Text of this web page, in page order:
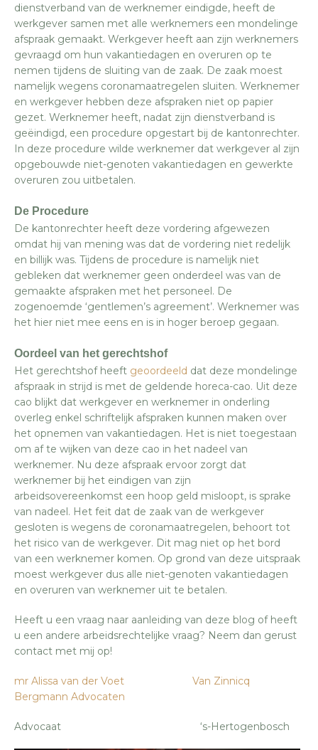
dienstverband van de werknemer eindigde, heeft de
werkgever samen met alle werknemers een mondelinge
afspraak gemaakt. Werkgever heeft aan zijn werknemers
gevraagd om hun vakantiedagen en overuren op te
nemen tijdens de sluiting van de zaak. De zaak moest
namelijk wegens coronamaatregelen sluiten. Werknemer
en werkgever hebben deze afspraken niet op papier
gezet. Werknemer heeft, nadat zijn dienstverband is
geëindigd, een procedure opgestart bij de kantonrechter.
In deze procedure wilde werknemer dat werkgever al zijn
opgebouwde niet-genoten vakantiedagen en gewerkte
overuren zou uitbetalen.
De Procedure
De kantonrechter heeft deze vordering afgewezen
omdat hij van mening was dat de vordering niet redelijk
en billijk was. Tijdens de procedure is namelijk niet
gebleken dat werknemer geen onderdeel was van de
gemaakte afspraken met het personeel. De
zogenoemde ‘gentlemen’s agreement’. Werknemer was
het hier niet mee eens en is in hoger beroep gegaan.
Oordeel van het gerechtshof
Het gerechtshof heeft geoordeeld dat deze mondelinge
afspraak in strijd is met de geldende horeca-cao. Uit deze
cao blijkt dat werkgever en werknemer in onderling
overleg enkel schriftelijk afspraken kunnen maken over
het opnemen van vakantiedagen. Het is niet toegestaan
om af te wijken van deze cao in het nadeel van
werknemer. Nu deze afspraak ervoor zorgt dat
werknemer bij het eindigen van zijn
arbeidsovereenkomst een hoop geld misloopt, is sprake
van nadeel. Het feit dat de zaak van de werkgever
gesloten is wegens de coronamaatregelen, behoort tot
het risico van de werkgever. Dit mag niet op het bord
van een werknemer komen. Op grond van deze uitspraak
moest werkgever dus alle niet-genoten vakantiedagen
en overuren van werknemer uit te betalen.
Heeft u een vraag naar aanleiding van deze blog of heeft
u een andere arbeidsrechtelijke vraag? Neem dan gerust
contact met mij op!
mr Alissa van der Voet
Van Zinnicq
Bergmann Advocaten
Advocaat ‘s-Hertogenbosch